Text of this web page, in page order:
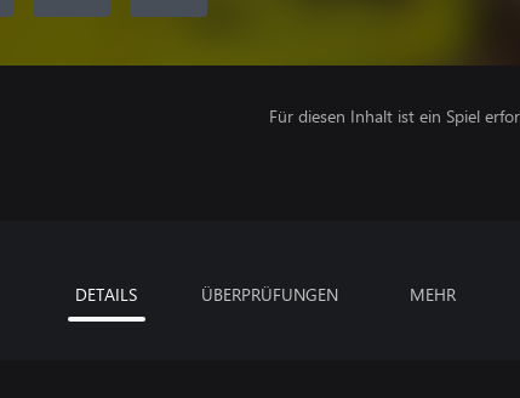
Für diesen Inhalt ist ein Spiel
DETAILS ÜBERPRÜFUNGEN MEHR